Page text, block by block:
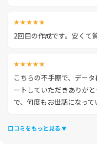
★★★★★
2回目の作成です。安くて
★★★★★
こちらの不手際で、デー
ートしていただきありが
で、何度もお世話になって
口コミをもっと見る